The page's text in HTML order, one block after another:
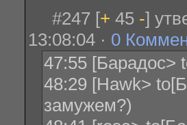
#247 [+ 45 -]
13:08:04 · 0
47:55 [Барадос>
48:29 [Hawk>
замужем?)